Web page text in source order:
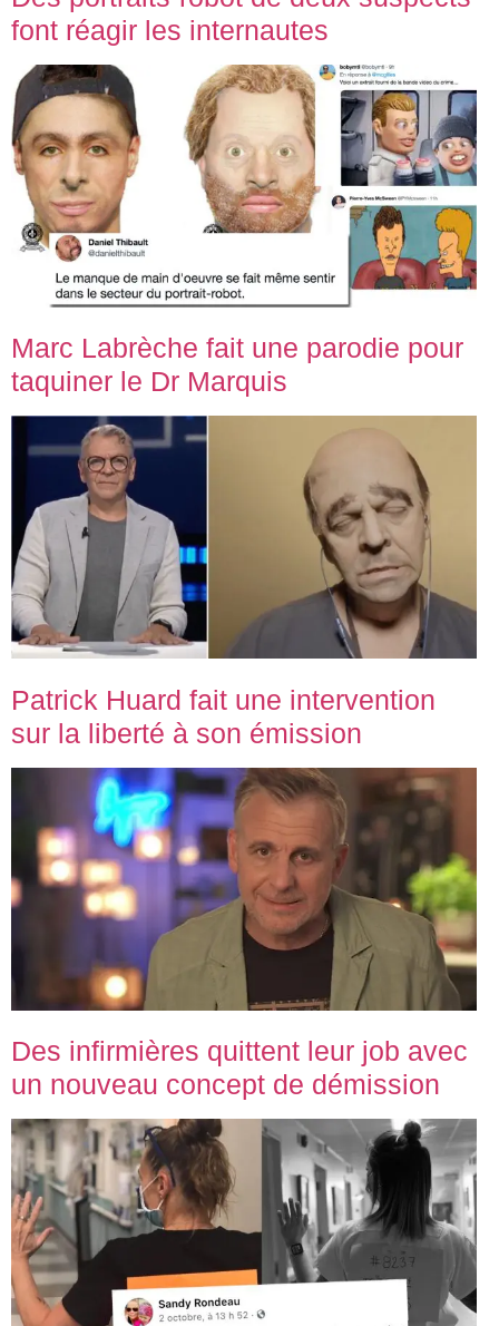
font réagir les internautes
Marc Labrèche fait une parodie pour
taquiner le Dr Marquis
Patrick Huard fait une intervention
sur la liberté à son émission
Des infirmières quittent leur job avec
un nouveau concept de démission